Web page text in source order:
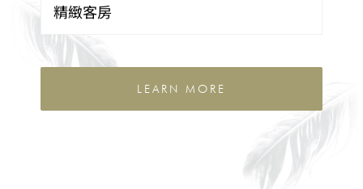
精緻客房
LEARN MORE